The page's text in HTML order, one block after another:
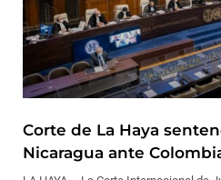
Corte de La Haya
Nicaragua ante